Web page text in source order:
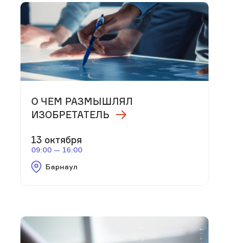
О ЧЕМ РАЗМЫШЛЯЛ
ИЗОБРЕТАТЕЛЬ
13 октября
09:00 — 16:00
Барнаул